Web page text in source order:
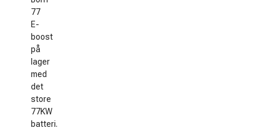
77
E-
boost
på
lager
med
det
store
77KW
batteri.